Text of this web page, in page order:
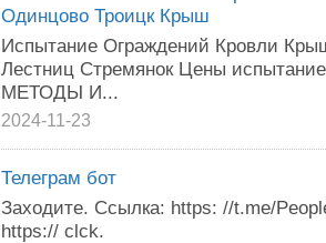
Одинцово Троицк Крыш
Испытание Ограждений Кровли
Лестниц Стремянок Цены
МЕТОДЫ И...
2024-11-23
Телеграм бот
Заходите. Ссылка: https: //t.me/
https:// clck.